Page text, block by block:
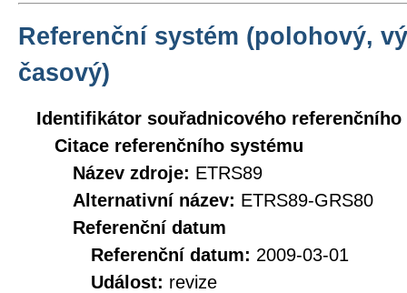
Referenční systém (polohový,
časový)
Identifikátor souřadnicového referenčního
Citace referenčního systému
Název zdroje: ETRS89
Alternativní název: ETRS89-GRS80
Referenční datum
Referenční datum: 2009-03-01
Událost: revize